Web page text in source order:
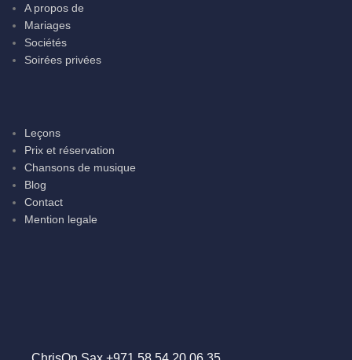
A propos de
Mariages
Sociétés
Soirées privées
Leçons
Prix et réservation
Chansons de musique
Blog
Contact
Mention legale